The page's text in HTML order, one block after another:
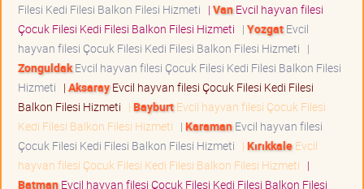
Filesi Kedi Filesi Balkon Filesi Hizmeti | VanEvcil hayvan filesi
Çocuk Filesi Kedi Filesi Balkon Filesi Hizmeti | YozgatEvcil
hayvan filesi Çocuk Filesi Kedi Filesi Balkon Filesi Hizmeti |
ZonguldakEvcil hayvan filesi Çocuk Filesi Kedi Filesi Balkon Filesi
Hizmeti | AksarayEvcil hayvan filesi Çocuk Filesi Kedi Filesi
Balkon Filesi Hizmeti | BayburtEvcil hayvan filesi Çocuk Filesi
Kedi Filesi Balkon Filesi Hizmeti | KaramanEvcil hayvan filesi
Çocuk Filesi Kedi Filesi Balkon Filesi Hizmeti | KırıkkaleEvcil
hayvan filesi Çocuk Filesi Kedi Filesi Balkon Filesi Hizmeti |
BatmanEvcil hayvan filesi Çocuk Filesi Kedi Filesi Balkon Filesi